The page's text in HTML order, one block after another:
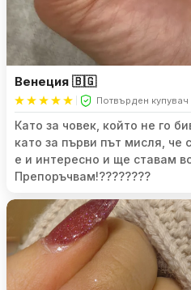
Венеция 🇧🇬
Потвърден купувач
Като за човек, който не го
като за първи път мисля, че
е и интересно и ще ставам
Препоръчвам!????????